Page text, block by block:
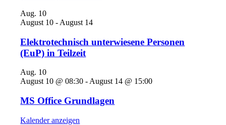
Aug. 10
August 10 - August 14
Elektrotechnisch unterwiesene Personen
(EuP) in Teilzeit
Aug. 10
August 10 @ 08:30 - August 14 @ 15:00
MS Office Grundlagen
Kalender anzeigen